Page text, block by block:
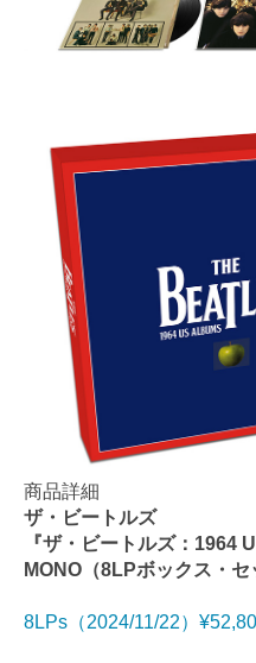
商品詳細
ザ・ビートルズ
『ザ・ビートルズ：1964
MONO（8LPボックス・セ
8LPs（2024/11/22）